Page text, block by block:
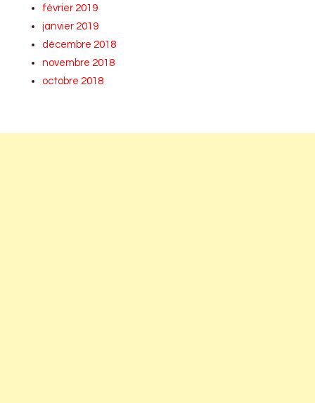
février 2019
janvier 2019
décembre 2018
novembre 2018
octobre 2018